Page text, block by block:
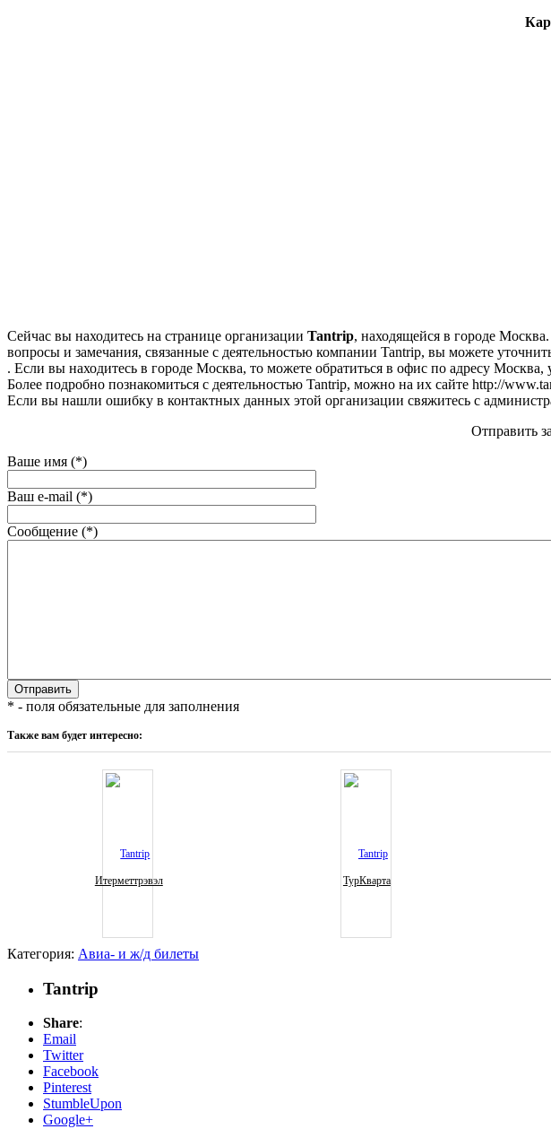
Сейчас вы находитесь на странице организации Tantrip, находящейся в городе
вопросы и замечания, связанные с деятельностью компании Tantrip, вы можете
. Если вы находитесь в городе Москва, то можете обратиться в офис по адресу
Более подробно познакомиться с деятельностью Tantrip, можно на их сайте http://
Если вы нашли ошибку в контактных данных этой организации свяжитесь с
Отправить
Ваше имя (*)
Ваш e-mail (*)
Сообщение (*)
* - поля обязательные для заполнения
Также вам будет интересно:
Итерметтрэвэл ТурКварта
Категория: Авиа- и ж/д билеты
Tantrip
Share:
Email
Twitter
Facebook
Pinterest
StumbleUpon
Google+